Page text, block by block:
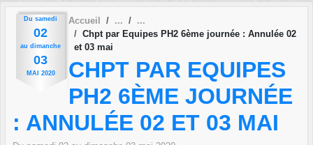
Du samedi
02
au dimanche
03
MAI 2020
Accueil
Chpt par Equipes PH2 6ème journée : Annulée 02
et 03 mai
CHPT PAR EQUIPES
PH2 6ÈME JOURNÉE
: ANNULÉE 02 ET 03 MAI